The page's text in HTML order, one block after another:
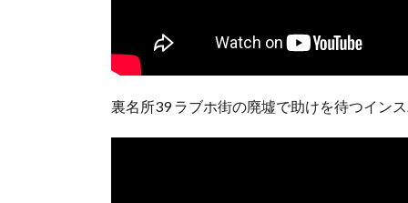
裏名所39 ラブホ街の廃墟で助けを待つイン